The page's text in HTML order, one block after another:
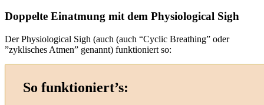
Doppelte Einatmung mit dem Physiological Sigh
Der Physiological Sigh (auch (auch “Cyclic Breathing” oder
”zyklisches Atmen” genannt) funktioniert so:
So funktioniert’s: